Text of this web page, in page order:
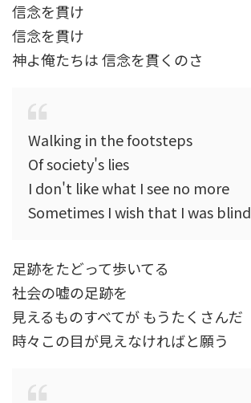
信念を貫け
信念を貫け
神よ俺たちは 信念を貫くのさ
Walking in the footsteps
Of society's lies
I don't like what I see no more
Sometimes I wish that I was blind
足跡をたどって歩いてる
社会の嘘の足跡を
見えるものすべてが もうたくさんだ
時々この目が見えなければと願う